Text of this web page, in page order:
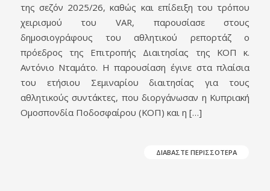
της σεζόν 2025/26, καθώς και επίδειξη του τρόπου
χειρισμού του VAR, παρουσίασε στους
δημοσιογράφους του αθλητικού ρεπορτάζ ο
πρόεδρος της Επιτροπής Διαιτησίας της ΚΟΠ κ.
Αντόνιο Νταμάτο. Η παρουσίαση έγινε στα πλαίσια
του ετήσιου Σεμιναρίου διαιτησίας για τους
αθλητικούς συντάκτες, που διοργάνωσαν η Κυπριακή
Ομοσπονδία Ποδοσφαίρου (ΚΟΠ) και η […]
ΔΙΑΒΑΣΤΕ ΠΕΡΙΣΣΟΤΕΡΑ